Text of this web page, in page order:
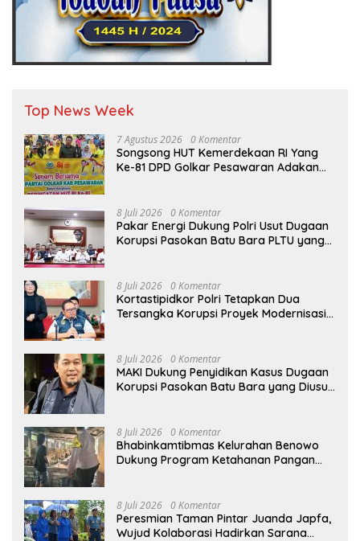
Top News Week
7 Agustus 2026 0 Komentar
Songsong HUT Kemerdekaan RI Yang
Ke-81 DPD Golkar Pesawaran Adakan
8 Juli 2026 0 Komentar
Pakar Energi Dukung Polri Usut Dugaan
Korupsi Pasokan Batu Bara PLTU yang
8 Juli 2026 0 Komentar
Kortastipidkor Polri Tetapkan Dua
Tersangka Korupsi Proyek Modernisasi
8 Juli 2026 0 Komentar
MAKI Dukung Penyidikan Kasus Dugaan
Korupsi Pasokan Batu Bara yang Diusut
8 Juli 2026 0 Komentar
Bhabinkamtibmas Kelurahan Benowo
Dukung Program Ketahanan Pangan
8 Juli 2026 0 Komentar
Peresmian Taman Pintar Juanda Japfa,
Wujud Kolaborasi Hadirkan Sarana